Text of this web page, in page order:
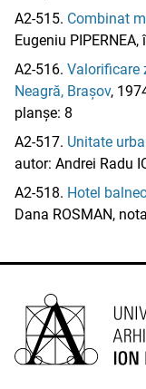
A2-515. Combinat
Eugeniu
A2-516. Valorificare
Neagră, Brașov,
planșe: 8
A2-517. Unitate
autor: Andrei Radu
A2-518. Hotel
Dana ROSMAN,